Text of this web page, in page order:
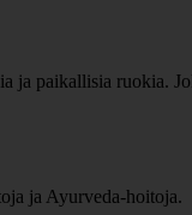
paikallisia ruokia.
ja Ayurveda-hoitoja.